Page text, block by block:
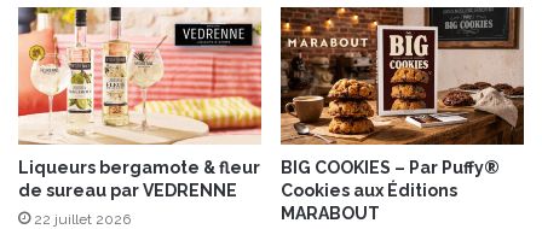
t
i
n
s
D
e
B
o
i
l
e
s
S
a
i
n
Liqueurs bergamote & fleur
de sureau par VEDRENNE
22 juillet 2026
BIG COOKIES – Par Puffy®
Cookies aux Éditions
MARABOUT